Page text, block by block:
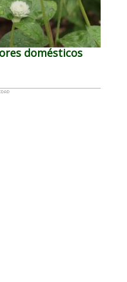
domésticos